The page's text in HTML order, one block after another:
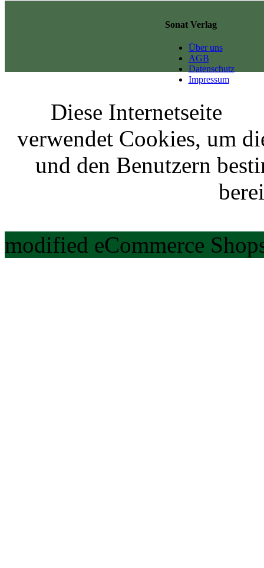
Sonat Verlag
Über uns
AGB
Datenschutz
Impressum
Diese Internetseite
verwendet Cookies, um
und den Benutzern
modified eCommerce